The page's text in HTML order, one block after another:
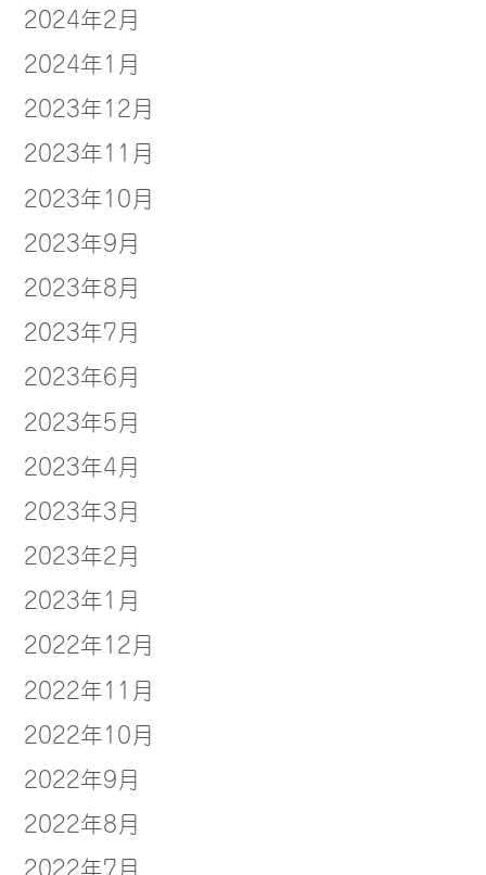
2024年2月
2024年1月
2023年12月
2023年11月
2023年10月
2023年9月
2023年8月
2023年7月
2023年6月
2023年5月
2023年4月
2023年3月
2023年2月
2023年1月
2022年12月
2022年11月
2022年10月
2022年9月
2022年8月
2022年7月